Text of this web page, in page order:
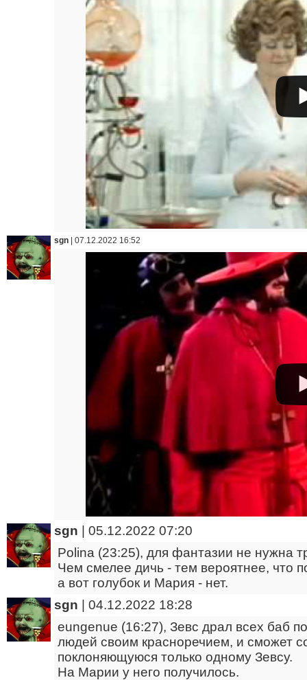
sgn 07.12.2022 16:52
sgn
05.12.2022 07:20
Polina (23:25), для фантазии не нужна
Чем смелее дичь - тем вероятнее, что
а вот голубок и Мария - нет.
sgn
04.12.2022 18:28
eungenue (16:27), Зевс драл всех баб
людей своим красноречием, и сможет
поклоняющуюся только одному Зевсу.
На Марии у него получилось.